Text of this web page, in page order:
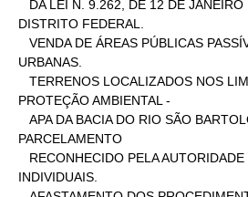
DISTRITO FEDERAL.
URBANAS.
PROTEÇÃO AMBIENTAL -
PARCELAMENTO
INDIVIDUAIS.